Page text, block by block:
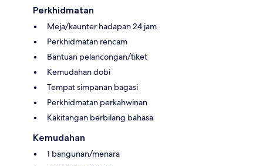
Perkhidmatan
Meja/kaunter hadapan 24 jam
Perkhidmatan rencam
Bantuan pelancongan/tiket
Kemudahan dobi
Tempat simpanan bagasi
Perkhidmatan perkahwinan
Kakitangan berbilang bahasa
Kemudahan
1 bangunan/menara